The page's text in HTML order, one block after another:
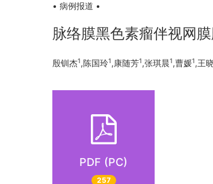
• 病例报道 •
脉络膜黑色素瘤伴视网
殷钏杰1,陈国玲1,康随芳1,张琪晨1,曹媛1,王
PDF (PC)
257